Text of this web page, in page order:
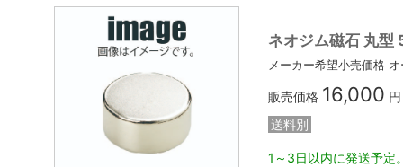
ネオジム磁石 丸
メーカー希望小売価格
販売価格 16,000
送料別
1～3日以内に発送予定